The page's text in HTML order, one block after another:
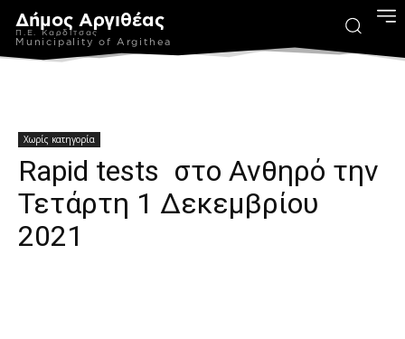
Δήμος Αργιθέας
Π.Ε. Καρδίτσας
Municipality of Argithea
Χωρίς κατηγορία
Rapid tests στο Ανθηρό την
Τετάρτη 1 Δεκεμβρίου
2021